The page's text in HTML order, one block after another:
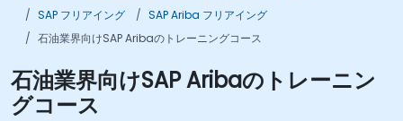
SAP フリアイング
SAP Ariba フリアイング
石油業界向けSAP Aribaのトレーニングコース
石油業界向けSAP Aribaのトレーニン
グコース